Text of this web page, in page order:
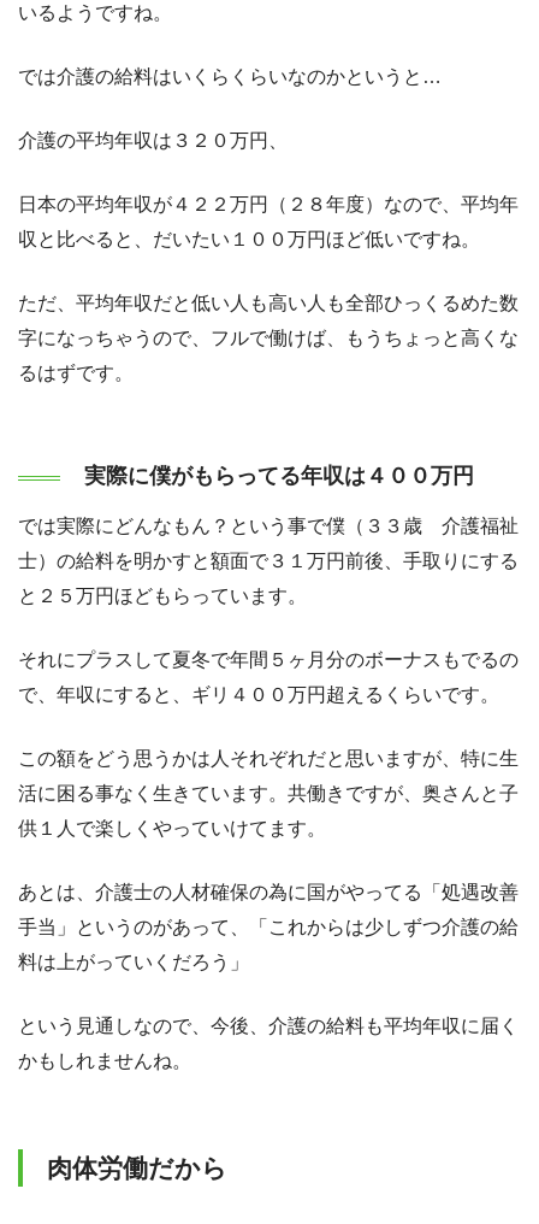
いるようですね。
では介護の給料はいくらくらいなのかというと…
介護の平均年収は３２０万円、
日本の平均年収が４２２万円（２８年度）なので、平均年
収と比べると、だいたい１００万円ほど低いですね。
ただ、平均年収だと低い人も高い人も全部ひっくるめた数
字になっちゃうので、フルで働けば、もうちょっと高くな
るはずです。
実際に僕がもらってる年収は４００万円
では実際にどんなもん？という事で僕（３３歳 介護福祉
士）の給料を明かすと額面で３１万円前後、手取りにする
と２５万円ほどもらっています。
それにプラスして夏冬で年間５ヶ月分のボーナスもでるの
で、年収にすると、ギリ４００万円超えるくらいです。
この額をどう思うかは人それぞれだと思いますが、特に生
活に困る事なく生きています。共働きですが、奥さんと子
供１人で楽しくやっていけてます。
あとは、介護士の人材確保の為に国がやってる「処遇改善
手当」というのがあって、「これからは少しずつ介護の給
料は上がっていくだろう」
という見通しなので、今後、介護の給料も平均年収に届く
かもしれませんね。
肉体労働だから